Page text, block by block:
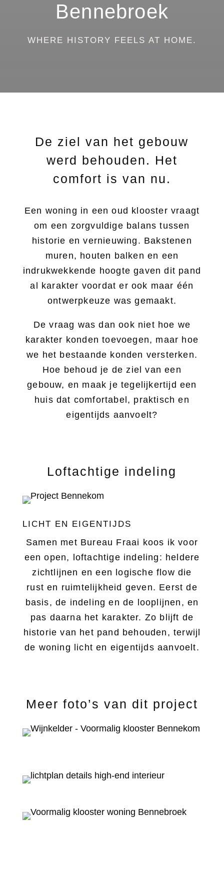
Bennebroek
WHERE HISTORY FEELS AT HOME.
De ziel van het gebouw
werd behouden. Het
comfort is van nu.
Een woning in een oud klooster vraagt
om een zorgvuldige balans tussen
historie en vernieuwing. Bakstenen
muren, houten balken en een
indrukwekkende hoogte gaven dit pand
al karakter voordat er ook maar één
ontwerpkeuze was gemaakt.
De vraag was dan ook niet hoe we
karakter konden toevoegen, maar hoe
we het bestaande konden versterken.
Hoe behoud je de ziel van een
gebouw, en maak je tegelijkertijd een
huis dat comfortabel, praktisch en
eigentijds aanvoelt?
Loftachtige indeling
LICHT EN EIGENTIJDS
Samen met Bureau Fraai koos ik voor
een open, loftachtige indeling: heldere
zichtlijnen en een logische flow die
rust en ruimtelijkheid geven. Eerst de
basis, de indeling en de looplijnen, en
pas daarna het karakter. Zo blijft de
historie van het pand behouden, terwijl
de woning licht en eigentijds aanvoelt.
Meer foto’s van dit project